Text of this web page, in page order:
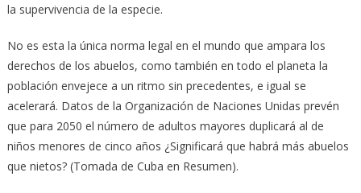
la supervivencia de la especie.
No es esta la única norma legal en el mundo que ampara los
derechos de los abuelos, como también en todo el planeta la
población envejece a un ritmo sin precedentes, e igual se
acelerará. Datos de la Organización de Naciones Unidas prevén
que para 2050 el número de adultos mayores duplicará al de
niños menores de cinco años ¿Significará que habrá más abuelos
que nietos? (Tomada de Cuba en Resumen).